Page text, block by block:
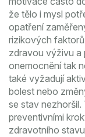
že tělo i mysl
opatření
rizikových faktorů
zdravou výživu a
onemocnění tak
také vyžadují
bolest nebo
se stav
preventivními
zdravotního